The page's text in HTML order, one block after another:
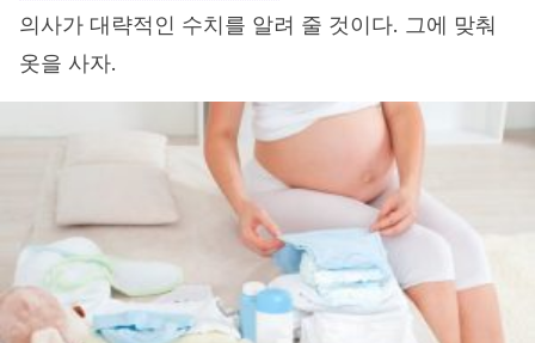
의사가 대략적인 수치를 알려 줄 것이다. 그에 맞춰
옷을 사자.